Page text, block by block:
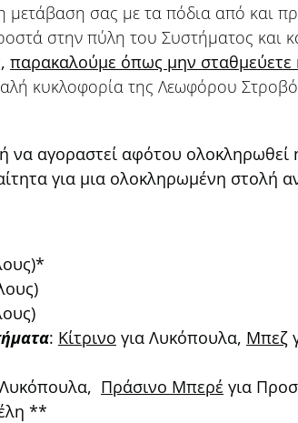
σας με τα πόδια από και
στην πύλη του Συστήματος και
παρακαλούμε όπως μην σταθμεύετε
κυκλοφορία της Λεωφόρου
να αγοραστεί αφότου ολοκληρωθεί
για μια ολοκληρωμένη στολή
: Κίτρινο για Λυκόπουλα, Μπεζ
Πράσινο Μπερέ για
**